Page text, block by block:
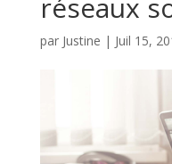
réseaux
par Justine | Juil 15,